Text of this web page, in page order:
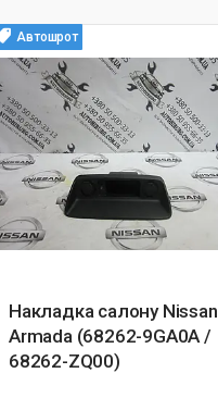
Автошрот
Накладка салону Nissan
Armada (68262-9GA0A /
68262-ZQ00)